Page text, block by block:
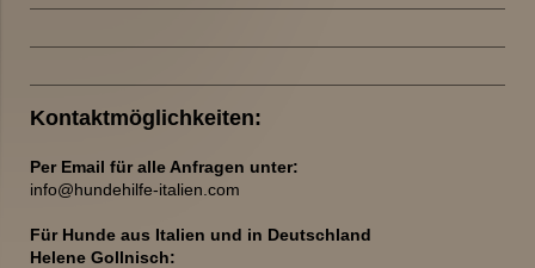
Kontaktmöglichkeiten:
Per Email für alle Anfragen unter:
info@hundehilfe-italien.com
Für Hunde aus Italien und in Deutschland
Helene Gollnisch: